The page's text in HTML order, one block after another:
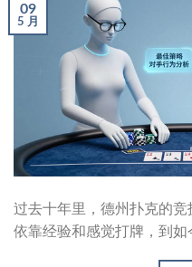
09
5 月
过去十年里，德州扑克的
依靠经验和感觉打牌，到